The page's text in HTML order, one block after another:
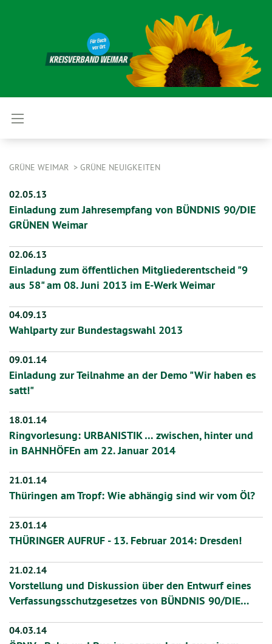
GRÜNE WEIMAR GRÜNE NEUIGKEITEN
02.05.13
Einladung zum Jahresempfang von BÜNDNIS 90/DIE
GRÜNEN Weimar
02.06.13
Einladung zum öffentlichen Mitgliederentscheid "9
aus 58" am 08. Juni 2013 im E-Werk Weimar
04.09.13
Wahlparty zur Bundestagswahl 2013
09.01.14
Einladung zur Teilnahme an der Demo "Wir haben es
satt!"
18.01.14
Ringvorlesung: URBANISTIK … zwischen, hinter und
in BAHNHÖFEn am 22. Januar 2014
21.01.14
Thüringen am Tropf: Wie abhängig sind wir vom Öl?
23.01.14
THÜRINGER AUFRUF - 13. Februar 2014: Dresden!
21.02.14
Vorstellung und Diskussion über den Entwurf eines
Verfassungsschutzgesetzes von BÜNDNIS 90/DIE…
04.03.14